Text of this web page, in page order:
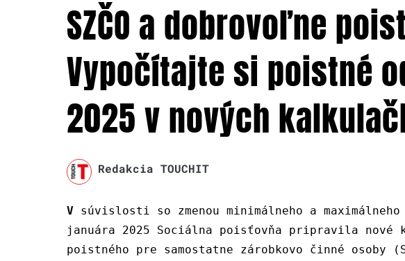
SZČO a dobrovoľne
Vypočítajte si poistné
2025 v nových
Redakcia TOUCHIT
V súvislosti so zmenou minimálneho a
januára 2025 Sociálna poisťovňa pripravila nové
poistného pre samostatne zárobkovo činné osoby